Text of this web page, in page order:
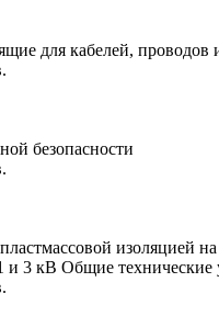
для кабелей, проводов
безопасности
изоляцией
и 3 кВ Общие технические